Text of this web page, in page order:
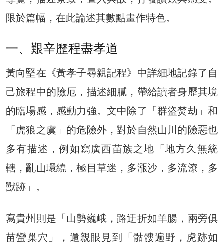
限於篇幅，在此論述其數點畫作特色。
一、艱辛歷程盡孝道
黃向堅在《黃孝子尋親記程》中詳細地記錄了自
己旅程中的險厄，描述細膩，帶給讀者身歷其境
的臨場感，感動力強。文中除了「群盜焚劫」和
「虎狼之虞」的危險外，對於自然山川的險惡也
多有描述，例如寫廣西苗族之地「地方久無統
轄，亂山環繞，極目草迷，多漲沙，多流潦，多
獸跡」。
寫貴州則是「山勢巍峨，路迂折如羊腸，兩旁俱
苗蠻巢穴」，還親眼見到「骷髏遍野，虎跡如